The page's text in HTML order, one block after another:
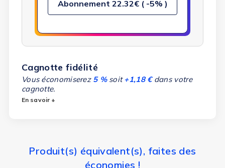
Abonnement 22.32€ ( -5% )
Cagnotte fidélité
Vous économiserez 5 % soit +1,18 € dans votre
cagnotte.
En savoir +
Produit(s) équivalent(s), faites des
économies !